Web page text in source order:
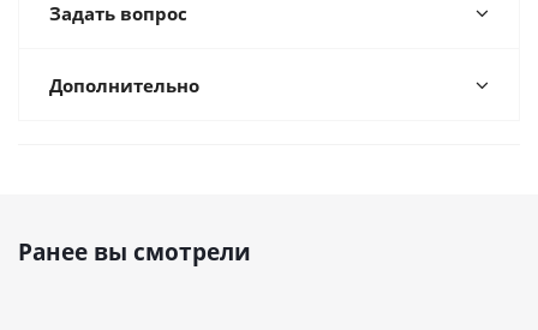
Задать вопрос
Дополнительно
Ранее вы смотрели